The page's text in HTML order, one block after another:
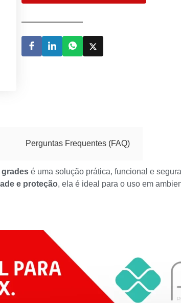
Perguntas Frequentes (FAQ)
grades é uma solução prática, funcional e
e proteção, ela é ideal para o uso em